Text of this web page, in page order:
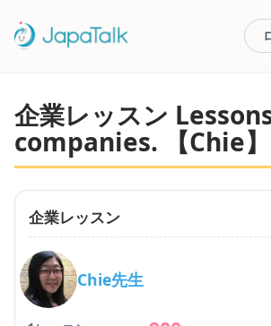
企業レッスン
companies. 【Chie】
企業レッスン
Chie先生